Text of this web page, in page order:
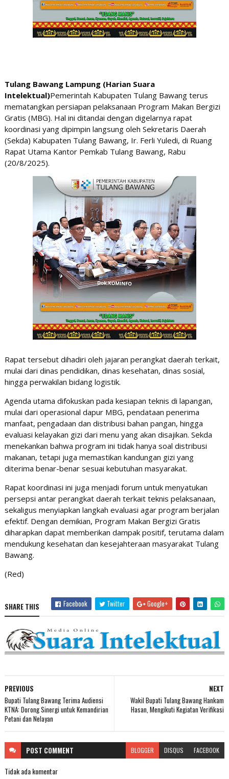
Tulang Bawang Lampung (Harian Suara
Intelektual)Pemerintah Kabupaten Tulang Bawang terus
mematangkan persiapan pelaksanaan Program Makan Bergizi
Gratis (MBG). Hal ini ditandai dengan digelarnya rapat
koordinasi yang dipimpin langsung oleh Sekretaris Daerah
(Sekda) Kabupaten Tulang Bawang, Ir. Ferli Yuledi, di Ruang
Rapat Utama Kantor Pemkab Tulang Bawang, Rabu
(20/8/2025).
Rapat tersebut dihadiri oleh jajaran perangkat daerah terkait,
mulai dari dinas pendidikan, dinas kesehatan, dinas sosial,
hingga perwakilan bidang logistik.
Agenda utama difokuskan pada kesiapan teknis di lapangan,
mulai dari operasional dapur MBG, pendataan penerima
manfaat, pengadaan dan distribusi bahan pangan, hingga
evaluasi kelayakan gizi dari menu yang akan disajikan. Sekda
menekankan bahwa program ini tidak hanya soal distribusi
makanan, tetapi juga memastikan kandungan gizi yang
diterima benar-benar sesuai kebutuhan masyarakat.
Rapat koordinasi ini juga menjadi forum untuk menyatukan
persepsi antar perangkat daerah terkait teknis pelaksanaan,
sekaligus menyiapkan langkah evaluasi agar program berjalan
efektif. Dengan demikian, Program Makan Bergizi Gratis
diharapkan dapat memberikan dampak positif, terutama dalam
mendukung kesehatan dan kesejahteraan masyarakat Tulang
Bawang.
(Red)
SHARE THIS Facebook Twitter Google+
NEXT
Wakil Bupati Tulang Bawang Hankam
Hasan, Mengikuti Kegiatan Verifikasi
PREVIOUS
Bupati Tulang Bawang Terima Audiensi
KTNA: Dorong Sinergi untuk Kemandirian
Petani dan Nelayan
POST COMMENT BLOGGER DISQUS FACEBOOK
Tidak ada komentar